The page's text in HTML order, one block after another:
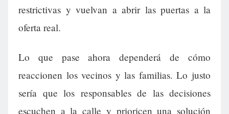
restrictivas y vuelvan a abrir las puertas a la
oferta real.
Lo que pase ahora dependerá de cómo
reaccionen los vecinos y las familias. Lo justo
sería que los responsables de las decisiones
escuchen a la calle y prioricen una solución